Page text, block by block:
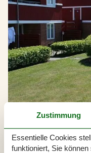
Zustimmung
Essentielle Cookies
funktioniert, Sie